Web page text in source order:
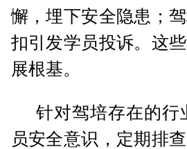
懈，埋下安全隐患；
扣引发学员投诉。这
展根基。
针对驾培存在的行
员安全意识 ，定期排